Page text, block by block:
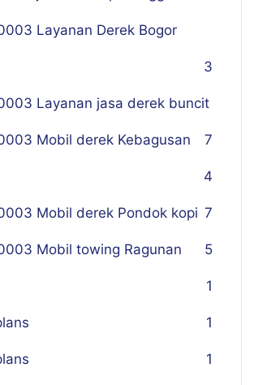
Layanan Derek Bogor
3
Layanan jasa derek buncit
7
Mobil derek Kebagusan
4
Mobil derek Pondok kopi 7
Mobil towing Ragunan 5
1
1
1